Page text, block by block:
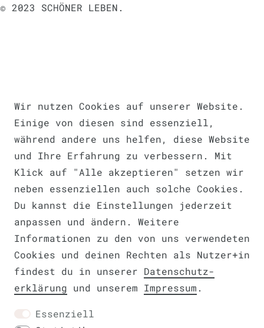
Wir nutzen Cookies auf unserer Website.
Einige von diesen sind essenziell,
während andere uns helfen, diese Website
und Ihre Erfahrung zu verbessern. Mit
Klick auf "Alle akzeptieren" setzen wir
neben essenziellen auch solche Cookies.
Du kannst die Einstellungen jederzeit
anpassen und ändern. Weitere
Informationen zu den von uns verwendeten
Cookies und deinen Rechten als Nutzer+in
findest du in unserer Daten­schutz­
erklärung und unserem Impressum .
Essenziell
© 2023 SCHÖNER LEBEN.
Barrierefreiheitserklärung
Widerrufs­recht VERTRAG WIDERRUFEN